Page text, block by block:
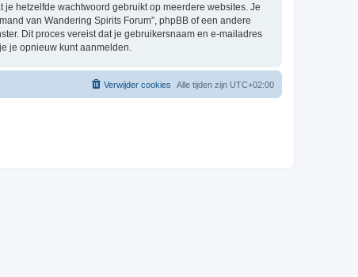
hetzelfde wachtwoord gebruikt op meerdere websites. Je
van Wandering Spirits Forum”, phpBB of een andere
Dit proces vereist dat je gebruikersnaam en e-mailadres
je opnieuw kunt aanmelden.
Alle tijden zijn UTC+02:00
Verwijder cookies